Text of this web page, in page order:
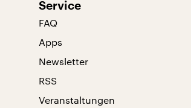
Service
FAQ
Apps
Newsletter
RSS
Veranstaltungen